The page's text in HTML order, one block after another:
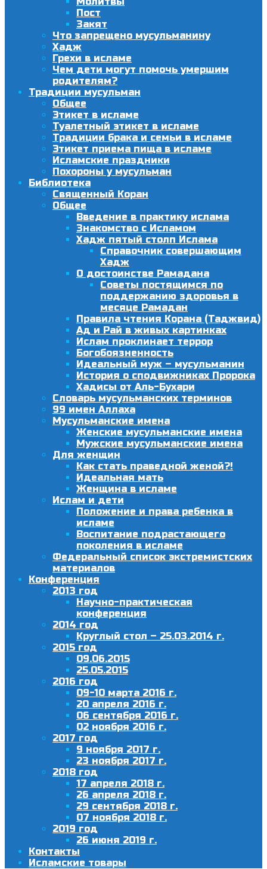
Пост
Закят
Что запрещено мусульманину
Хадж
Грехи в исламе
Чем дети могут помочь умершим
родителям?
Традиции мусульман
Общее
Этикет в исламе
Туалетный этикет в исламе
Традиции брака и семьи в исламе
Этикет приема пища в исламе
Исламские праздники
Похороны у мусульман
Библиотека
Священный Коран
Общее
Введение в практику ислама
Знакомство с Исламом
Хадж пятый столп Ислама
Справочник совершающим
Хадж
О достоинстве Рамадана
Советы постящимся по
поддержанию здоровья в
месяце Рамадан
Правила чтения Корана (Таджвид)
Ад и Рай в живых картинках
Ислам проклинает террор
Богобоязненность
Идеальный муж – мусульманин
История о сподвижниках Пророка
Хадисы от Аль-Бухари
Словарь мусульманских терминов
99 имен Аллаха
Мусульманские имена
Женские мусульманские имена
Мужские мусульманские имена
Для женщин
Как стать праведной женой?!
Идеальная мать
Женщина в исламе
Ислам и дети
Положение и права ребенка в
исламе
Воспитание подрастающего
поколения в исламе
Федеральный список экстремистских
материалов
Конференция
2013 год
Научно-практическая
конференция
2014 год
Круглый стол – 25.03.2014 г.
2015 год
09.06.2015
25.05.2015
2016 год
09-10 марта 2016 г.
20 апреля 2016 г.
06 сентября 2016 г.
02 ноября 2016 г.
2017 год
9 ноября 2017 г.
23 ноября 2017 г.
2018 год
17 апреля 2018 г.
26 апреля 2018 г.
29 сентября 2018 г.
07 ноября 2018 г.
2019 год
26 июня 2019 г.
Контакты
Исламские товары